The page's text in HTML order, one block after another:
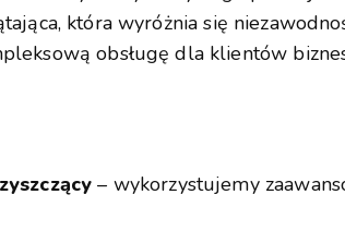
która wyróżnia się
obsługę dla klientów
– wykorzystujemy